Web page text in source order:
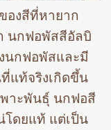
องสีที่หายาก
นกฟอพัสสีอัลบิ
นกฟอพัสและมี
แท้จริงเกิดขึ้น
าะพันธุ์ นกฟอสี
ดยแท้ แต่เป็น